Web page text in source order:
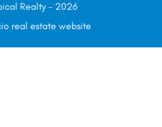
Realty - 2026
real estate website